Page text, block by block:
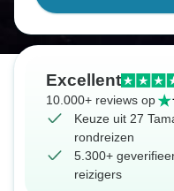
Excellent
10.000+ reviews op
Keuze uit 27
rondreizen
5.300+
reizigers